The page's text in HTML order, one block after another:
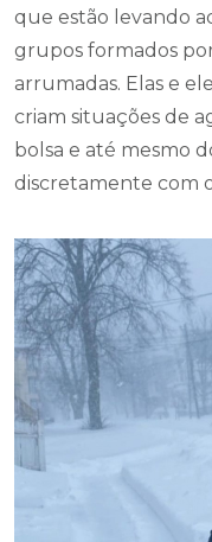
que estão levando
grupos formados
arrumadas. Elas e
criam situações de
bolsa e até mesmo
discretamente com